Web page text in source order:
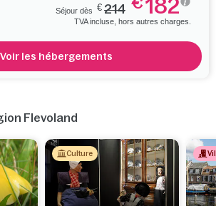
Séjour dès € 214 182
TVA incluse, hors autres charges.
Voir les hébergements
Flevoland
Culture